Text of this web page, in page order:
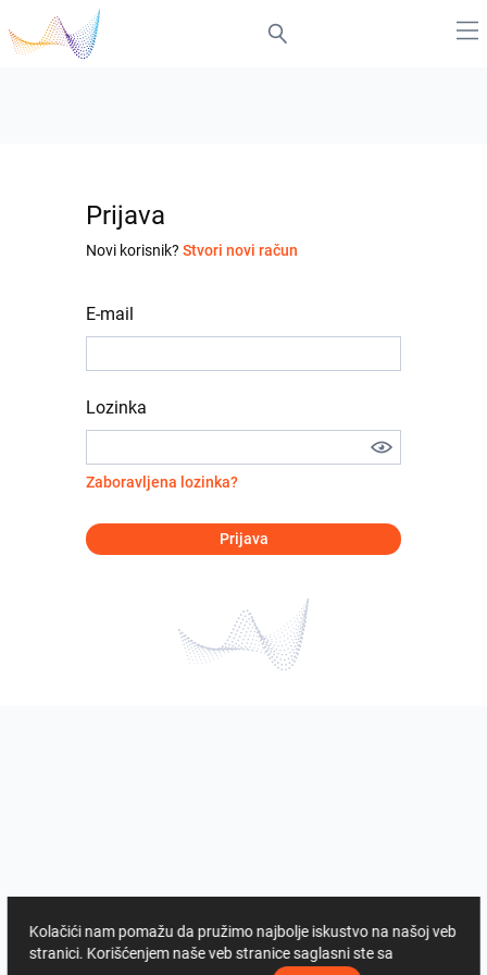
Prijava
Novi korisnik? Stvori novi račun
E-mail
Lozinka
Zaboravljena lozinka?
Prijava
Kolačići nam pomažu da pružimo najbolje iskustvo na našoj veb
stranici. Korišćenjem naše veb stranice saglasni ste sa